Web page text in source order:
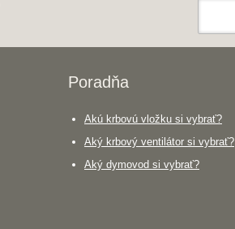
Poradňa
Akú krbovú vložku si vybrať?
Aký krbový ventilátor si vybrať?
Aký dymovod si vybrať?